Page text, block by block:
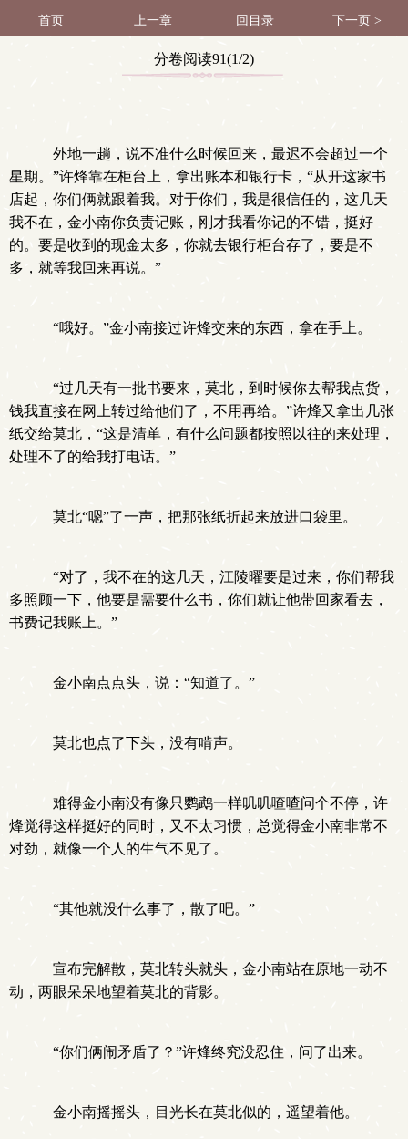
首页 上一章 回目录 下一页 >
分卷阅读91(1/2)
外地一趟，说不准什么时候回来，最迟不会超过一个
星期。”许烽靠在柜台上，拿出账本和银行卡，“从开这家书
店起，你们俩就跟着我。对于你们，我是很信任的，这几天
我不在，金小南你负责记账，刚才我看你记的不错，挺好
的。要是收到的现金太多，你就去银行柜台存了，要是不
多，就等我回来再说。”
“哦好。”金小南接过许烽交来的东西，拿在手上。
“过几天有一批书要来，莫北，到时候你去帮我点货，
钱我直接在网上转过给他们了，不用再给。”许烽又拿出几张
纸交给莫北，“这是清单，有什么问题都按照以往的来处理，
处理不了的给我打电话。”
莫北“嗯”了一声，把那张纸折起来放进口袋里。
“对了，我不在的这几天，江陵曜要是过来，你们帮我
多照顾一下，他要是需要什么书，你们就让他带回家看去，
书费记我账上。”
金小南点点头，说：“知道了。”
莫北也点了下头，没有啃声。
难得金小南没有像只鹦鹉一样叽叽喳喳问个不停，许
烽觉得这样挺好的同时，又不太习惯，总觉得金小南非常不
对劲，就像一个人的生气不见了。
“其他就没什么事了，散了吧。”
宣布完解散，莫北转头就头，金小南站在原地一动不
动，两眼呆呆地望着莫北的背影。
“你们俩闹矛盾了？”许烽终究没忍住，问了出来。
金小南摇摇头，目光长在莫北似的，遥望着他。